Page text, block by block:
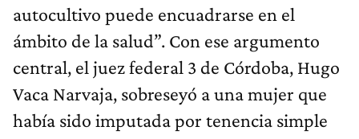
autocultivo puede encuadrarse en el
ámbito de la salud”. Con ese argumento
central, el juez federal 3 de Córdoba, Hugo
Vaca Narvaja, sobreseyó a una mujer que
había sido imputada por tenencia simple